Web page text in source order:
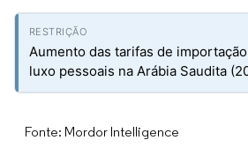
Aumento das tarifas de
luxo pessoais na Arábia Saudita
Fonte: Mordor Intelligence